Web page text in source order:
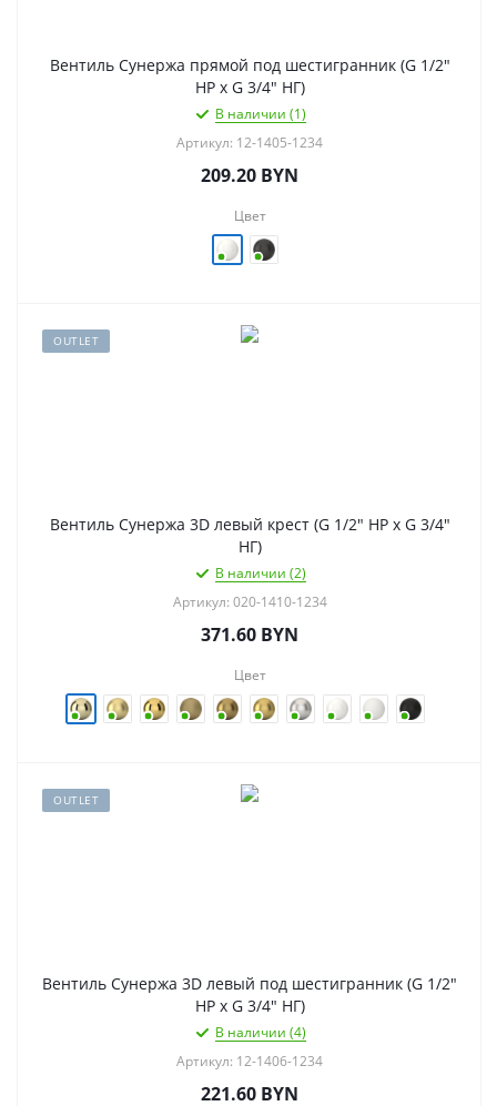
Вентиль Сунержа прямой под шестигранник (G 1/2"
НР х G 3/4" НГ)
В наличии (1)
Артикул: 12-1405-1234
209.20 BYN
Цвет
OUTLET
Вентиль Сунержа 3D левый крест (G 1/2" НР х G 3/4"
НГ)
В наличии (2)
Артикул: 020-1410-1234
371.60 BYN
Цвет
OUTLET
Вентиль Сунержа 3D левый под шестигранник (G 1/2"
НР х G 3/4" НГ)
В наличии (4)
Артикул: 12-1406-1234
221.60 BYN